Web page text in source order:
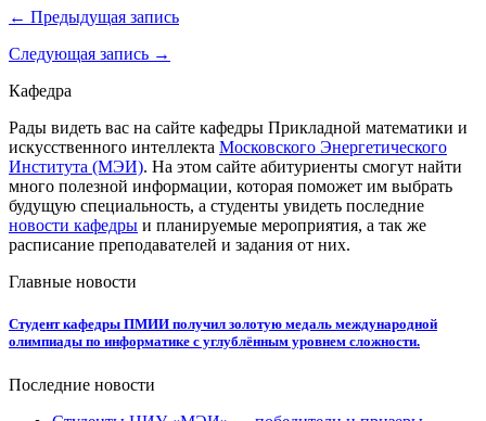
← Предыдущая запись
Следующая запись →
Кафедра
Рады видеть вас на сайте кафедры Прикладной математики и
искусственного интеллекта Московского Энергетического
Института (МЭИ). На этом сайте абитуриенты смогут найти
много полезной информации, которая поможет им выбрать
будущую специальность, а студенты увидеть последние
новости кафедры и планируемые мероприятия, а так же
расписание преподавателей и задания от них.
Главные новости
Студент кафедры ПМИИ получил золотую медаль международной
олимпиады по информатике с углублённым уровнем сложности.
Последние новости